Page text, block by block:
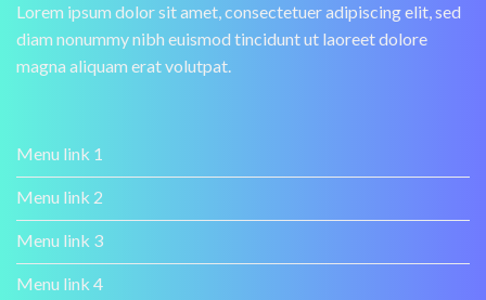
Lorem ipsum dolor sit amet, consectetuer adipiscing elit, sed
diam nonummy nibh euismod tincidunt ut laoreet dolore
magna aliquam erat volutpat.
Menu link 1
Menu link 2
Menu link 3
Menu link 4